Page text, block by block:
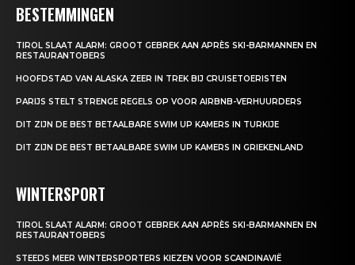
BESTEMMINGEN
TIROL SLAAT ALARM: GROOT GEBREK AAN APRÈS SKI-BARMANNEN EN
RESTAURANTOBERS
HOOFDSTAD VAN ALASKA ZEER IN TREK BIJ CRUISETOERISTEN
PARIJS STELT STRENGE REGELS OP VOOR AIRBNB-VERHUURDERS
DIT ZIJN DE BEST BETAALBARE SWIM UP KAMERS IN TURKIJE
DIT ZIJN DE BEST BETAALBARE SWIM UP KAMERS IN GRIEKENLAND
WINTERSPORT
TIROL SLAAT ALARM: GROOT GEBREK AAN APRÈS SKI-BARMANNEN EN
RESTAURANTOBERS
STEEDS MEER WINTERSPORTERS KIEZEN VOOR SCANDINAVIË